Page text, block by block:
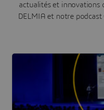
actualités et innovations
DELMIA et notre